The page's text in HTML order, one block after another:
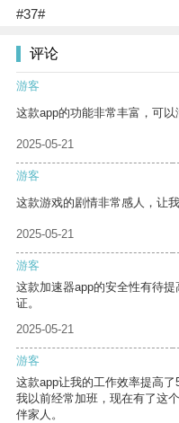
#37#
评论
游客
这款app的功能非常丰富，可以
2025-05-21
游客
这款游戏的剧情非常感人，让
2025-05-21
游客
这款加速器app的安全性有待
证。
2025-05-21
游客
这款app让我的工作效率提高了
我以前经常加班，现在有了这
伴家人。